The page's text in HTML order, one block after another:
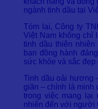
ngành tinh dầu tại
Tóm lại, Công ty
Việt Nam không chỉ
tinh dầu thiên
bạn đồng hành
sức khỏe và sắc đẹp
Tinh dầu oải hương
giãn – chính là minh
trong việc mang lại
nhiên đến với người